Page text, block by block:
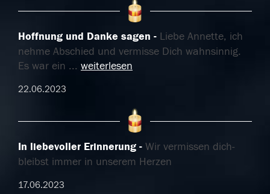
Hoffnung und Danke sagen
Liebe Annette, ich
nehme Abschied und vermisse Dich wahnsinnig.
Es war ein ... weiterlesen
22.06.2023
In liebevoller Erinnerung
Wir vermissen dich-
bleibst immer in unserem Herzen
17.06.2023